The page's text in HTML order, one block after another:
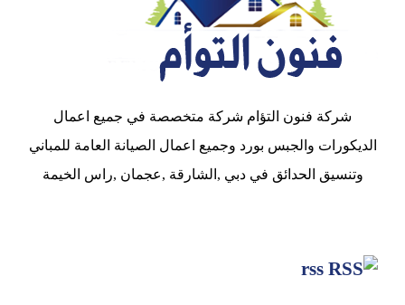
شركة فنون التؤام شركة متخصصة في جميع اعمال
الديكورات والجبس بورد وجميع اعمال الصيانة العامة للمباني
وتنسيق الحدائق في دبي ,الشارقة ,عجمان ,راس الخيمة
rss